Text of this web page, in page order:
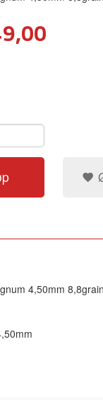
4,50mm 8,8grain